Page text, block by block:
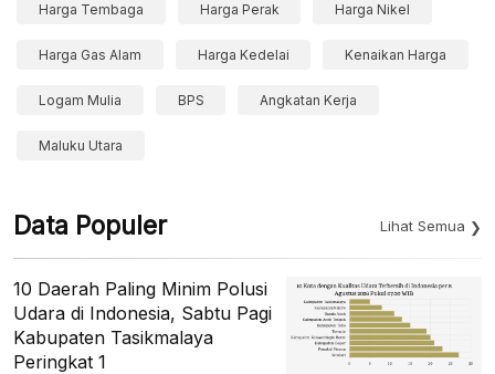
Harga Tembaga Harga Perak Harga Nikel
Harga Gas Alam Harga Kedelai Kenaikan Harga
Logam Mulia BPS Angkatan Kerja
Maluku Utara
Data Populer Lihat Semua
10 Daerah Paling Minim Polusi
Udara di Indonesia, Sabtu Pagi
Kabupaten Tasikmalaya
Peringkat 1